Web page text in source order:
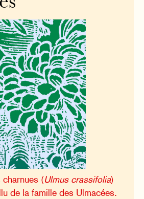
charnues (Ulmus crassifolia)
de la famille des Ulmacées.